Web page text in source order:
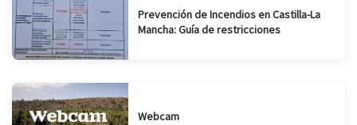
Prevención de Incendios en Castilla-La
Mancha: Guía de restricciones
Webcam